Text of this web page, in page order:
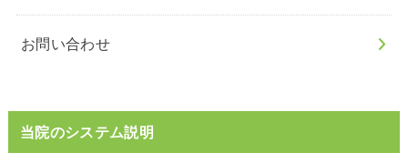
お問い合わせ
当院のシステム説明